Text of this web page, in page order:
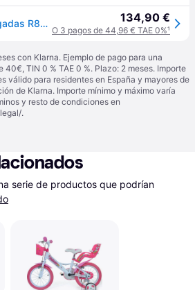
Bicicleta Niños 16 Pulgadas R88 Verde 5-7 Años 134,90 €
O 3 pagos de 44,96 € TAE 0%¹
con Klarna. Ejemplo de pago para una
TIN 0 % TAE 0 %. Plazo: 2 meses. Importe
válido para residentes en España y mayores de
de Klarna. Importe mínimo y máximo varía
y resto de condiciones en
.
serie de productos que podrían